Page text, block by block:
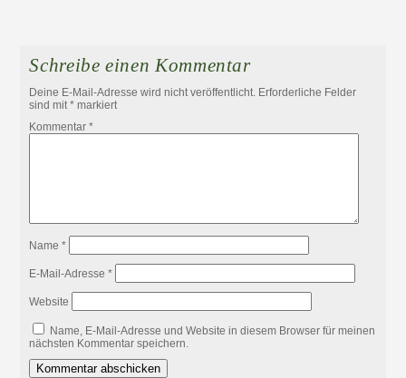
Schreibe einen Kommentar
Deine E-Mail-Adresse wird nicht veröffentlicht. Erforderliche Felder
sind mit* markiert
Kommentar*
Name*
E-Mail-Adresse*
Website
Name, E-Mail-Adresse und Website in diesem Browser für meinen
nächsten Kommentar speichern.